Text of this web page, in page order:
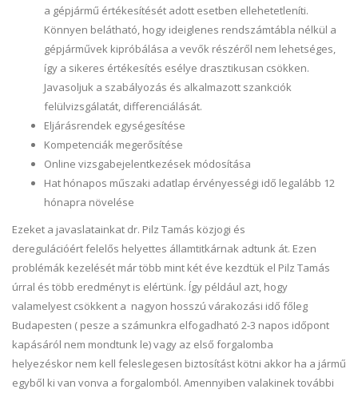
a gépjármű értékesítését adott esetben ellehetetleníti.
Könnyen belátható, hogy ideiglenes rendszámtábla nélkül a
gépjárművek kipróbálása a vevők részéről nem lehetséges,
így a sikeres értékesítés esélye drasztikusan csökken.
Javasoljuk a szabályozás és alkalmazott szankciók
felülvizsgálatát, differenciálását.
Eljárásrendek egységesítése
Kompetenciák megerősítése
Online vizsgabejelentkezések módosítása
Hat hónapos műszaki adatlap érvényességi idő legalább 12
hónapra növelése
Ezeket a javaslatainkat dr. Pilz Tamás közjogi és
deregulációért felelős helyettes államtitkárnak adtunk át. Ezen
problémák kezelését már több mint két éve kezdtük el Pilz Tamás
úrral és több eredményt is elértünk. Így például azt, hogy
valamelyest csökkent a nagyon hosszú várakozási idő főleg
Budapesten ( pesze a számunkra elfogadható 2-3 napos időpont
kapásáról nem mondtunk le) vagy az első forgalomba
helyezéskor nem kell feleslegesen biztosítást kötni akkor ha a jármű
egyből ki van vonva a forgalomból. Amennyiben valakinek további